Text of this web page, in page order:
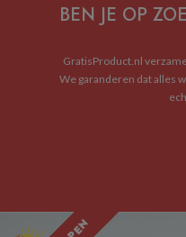
BEN JE OP
GratisProduct.nl
We garanderen dat alles